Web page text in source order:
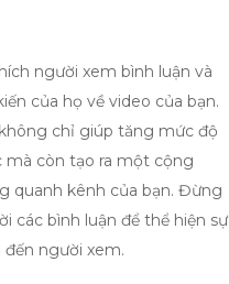
người xem bình luận và
của họ về video của bạn.
chỉ giúp tăng mức độ
còn tạo ra một cộng
quanh kênh của bạn. Đừng
các bình luận để thể hiện sự
người xem.